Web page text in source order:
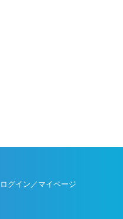
ログイン／マイページ